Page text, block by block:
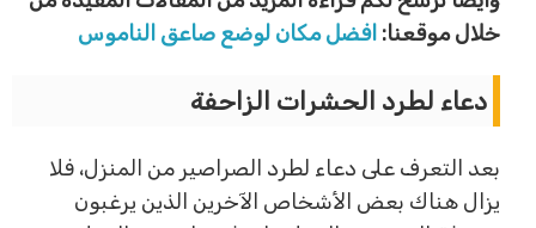
خلال موقعنا:افضل مكان لوضع صاعق الناموس
دعاء لطرد الحشرات الزاحفة
بعد التعرف على دعاء لطرد الصراصير من المنزل، فلا
يزال هناك بعض الأشخاص الآخرين الذين يرغبون